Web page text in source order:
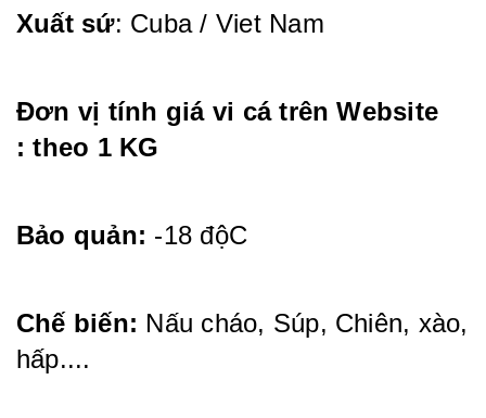
Xuất sứ: Cuba / Viet Nam
Đơn vị tính giá vi cá trên Website
: theo 1 KG
Bảo quản: -18 độC
Chế biến: Nấu cháo, Súp, Chiên, xào,
hấp....